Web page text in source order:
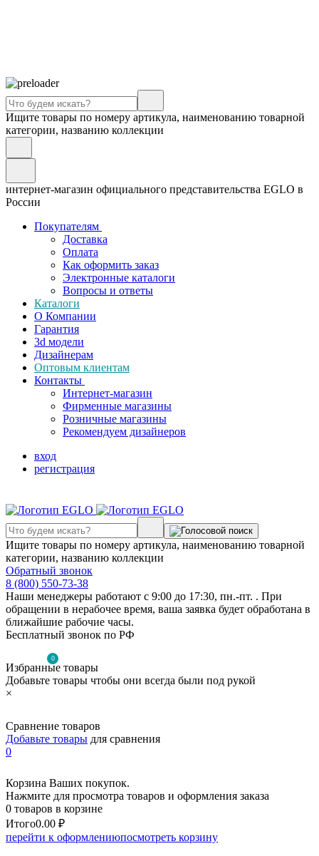
Ищите товары по номеру артикула, наименованию товарной
категории, названию коллекции
интернет-магазин официального представительства EGLO в
России
Покупателям
Доставка
Оплата
Как оформить заказ
Электронные каталоги
Вопросы и ответы
Каталоги
О Компании
Гарантия
3d модели
Дизайнерам
Оптовым клиентам
Контакты
Интернет-магазин
Фирменные магазины
Розничные магазины
Рекомендуем дизайнеров
вход
регистрация
Ищите товары по номеру артикула, наименованию товарной
категории, названию коллекции
Обратный звонок
8 (800) 550-73-38
Наши менеджеры работают с 9:00 до 17:30, пн.-пт. . При
обращении в нерабочее время, ваша заявка будет обработана в
ближайшие рабочие часы.
Бесплатный звонок по РФ
0
Избранные товары
Добавьте товары чтобы они всегда были под рукой
×
Сравнение товаров
Добавьте товары для сравнения
0
Корзина Ваших покупок.
Нажмите для просмотра товаров и оформления заказа
0 товаров в корзине
Итого0.00 ₽
перейти к оформлениюпосмотреть корзину